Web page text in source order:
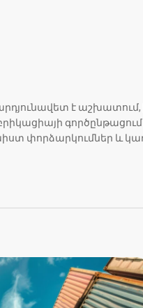
է աշխատում,
գործընթացում
փորձարկումներ և